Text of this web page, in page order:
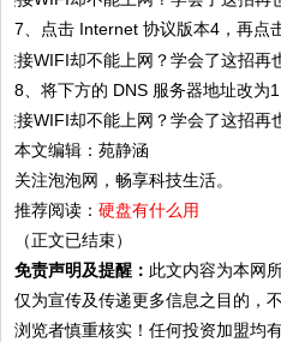
7、点击 Internet 协议版本4，再点
8、将下方的 DNS 服务器地址改为
本文编辑：苑静涵
关注泡泡网，畅享科技生活。
推荐阅读：硬盘有什么用
（正文已结束）
免责声明及提醒： 此文内容为本网
仅为宣传及传递更多信息之目的，
浏览者慎重核实！任何投资加盟均